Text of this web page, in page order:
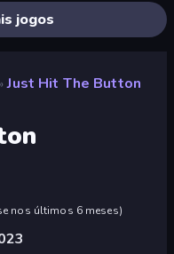
jogos
» Just Hit The Button
nos últimos 6 meses)